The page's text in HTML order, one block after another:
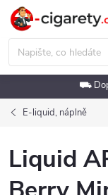
Přejít
obsah
⛟
E-liquid, náplně
Liquid